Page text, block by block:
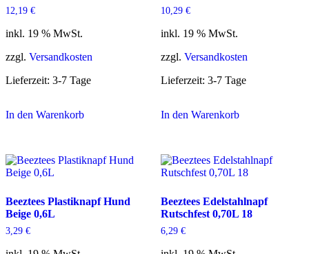
12,19 €
inkl. 19 % MwSt.
zzgl. Versandkosten
Lieferzeit: 3-7 Tage
In den Warenkorb
10,29 €
inkl. 19 % MwSt.
zzgl. Versandkosten
Lieferzeit: 3-7 Tage
In den Warenkorb
Beeztees Plastiknapf Hund
Beige 0,6L
3,29 €
Beeztees Edelstahlnapf
Rutschfest 0,70L 18
6,29 €